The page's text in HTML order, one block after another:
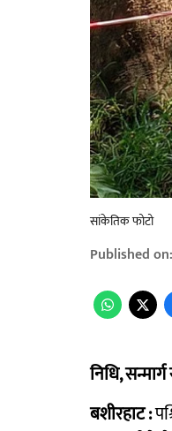
सांकेतिक फोटो
Published on:
निधि,
बशीरहाट :